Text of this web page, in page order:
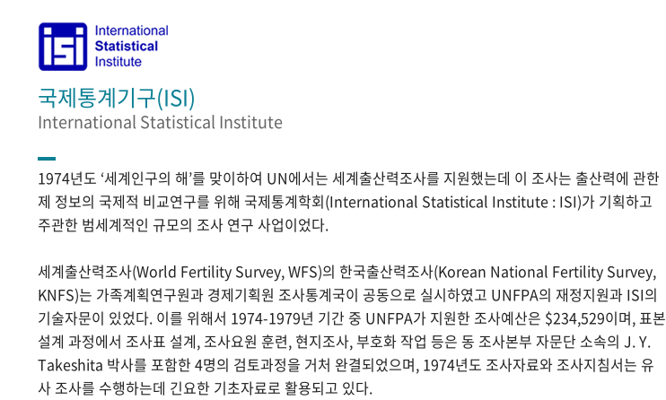
국제통계기구(ISI)
International Statistical Institute
1974년도 ‘세계인구의 해’를 맞이하여 UN에서는 세계출산력조사를 지원했는데 이 조사는 출산력에 관한
제 정보의 국제적 비교연구를 위해 국제통계학회(International Statistical Institute : ISI)가 기획하고
주관한 범세계적인 규모의 조사 연구 사업이었다.
세계출산력조사(World Fertility Survey, WFS)의 한국출산력조사(Korean National Fertility Survey,
KNFS)는 가족계획연구원과 경제기획원 조사통계국이 공동으로 실시하였고 UNFPA의 재정지원과 ISI의
기술자문이 있었다. 이를 위해서 1974-1979년 기간 중 UNFPA가 지원한 조사예산은 $234,529이며, 표본
설계 과정에서 조사표 설계, 조사요원 훈련, 현지조사, 부호화 작업 등은 동 조사본부 자문단 소속의 J. Y.
Takeshita 박사를 포함한 4명의 검토과정을 거처 완결되었으며, 1974년도 조사자료와 조사지침서는 유
사 조사를 수행하는데 긴요한 기초자료로 활용되고 있다.